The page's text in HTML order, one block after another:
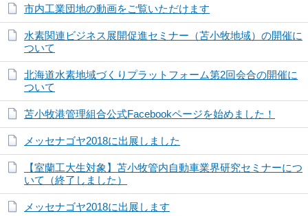
市内工業団地の動画をご覧いただけます
水素関連ビジネス展開促進セミナー（苫小牧地域）の開催に
ついて
北海道水素地域づくりプラットフォーム第2回会合の開催に
ついて
苫小牧港管理組合公式Facebookページを始めました！
メッセナゴヤ2018に出展しました
【室蘭工大生対象】苫小牧管内自動車業界研究セミナーにつ
いて（終了しました）
メッセナゴヤ2018に出展します